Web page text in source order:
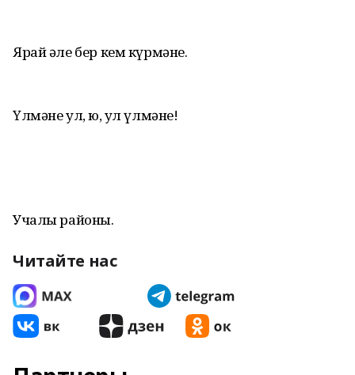
Ярай әле бер кем күрмәне.
Үлмәне ул, юҡ, ул үлмәне!
Учалы районы.
Читайте нас